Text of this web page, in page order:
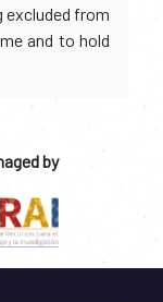
excluded from
and to hold
by